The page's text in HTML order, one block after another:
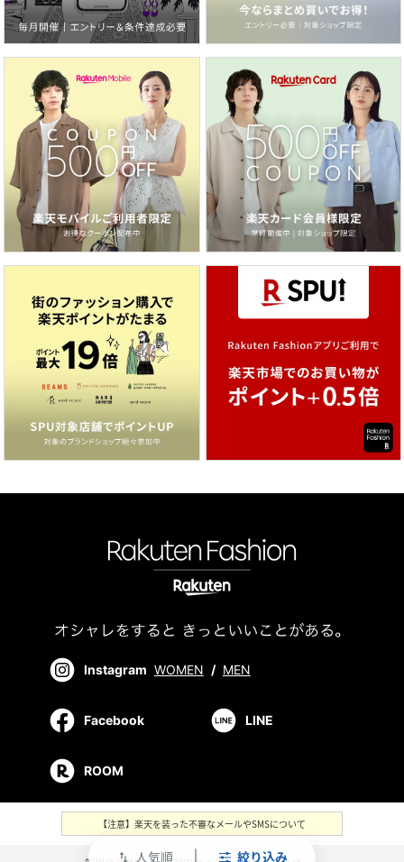
swap_vert 人気順 絞り込み
Instagram WOMEN / MEN
Facebook LINE
ROOM
【注意】楽天を装った不審なメールやSMSについて